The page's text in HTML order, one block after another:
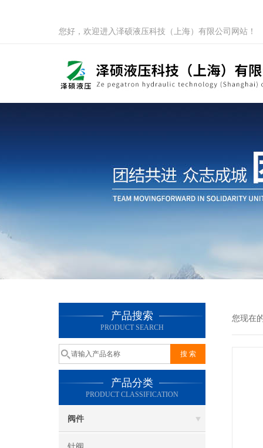
您好，欢迎进入泽硕液压科技（上海）有限公司网站！
产品搜索
PRODUCT SEARCH
产品分类
PRODUCT CLASSIFICATION
阀件
您现在